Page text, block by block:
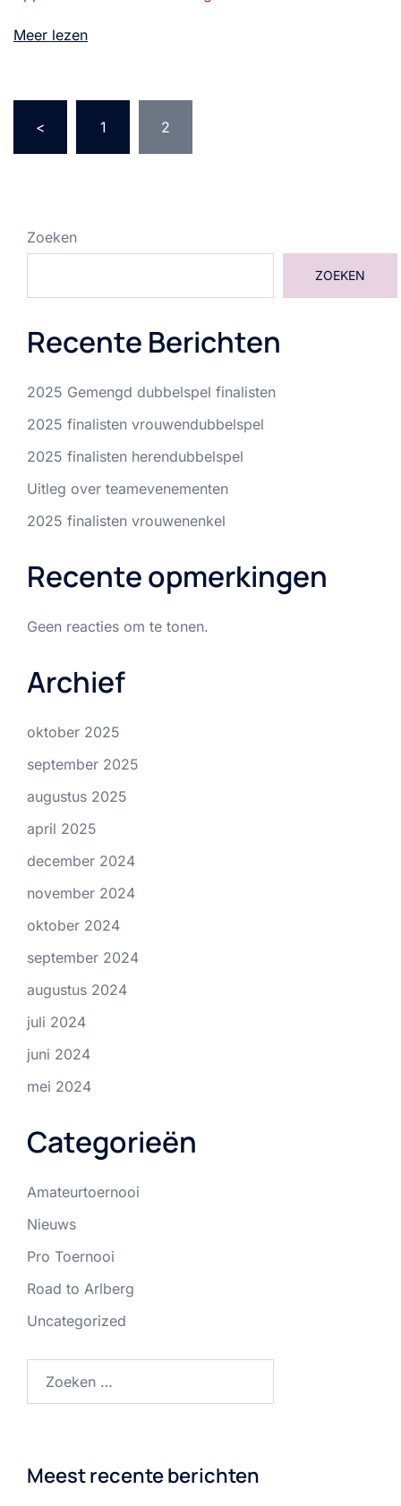
Meer lezen
paginering
< 1 2
Zoeken
ZOEKEN
Recente Berichten
2025 Gemengd dubbelspel finalisten
2025 finalisten vrouwendubbelspel
2025 finalisten herendubbelspel
Uitleg over teamevenementen
2025 finalisten vrouwenenkel
Recente opmerkingen
Geen reacties om te tonen.
Archief
oktober 2025
september 2025
augustus 2025
april 2025
december 2024
november 2024
oktober 2024
september 2024
augustus 2024
juli 2024
juni 2024
mei 2024
Categorieën
Amateurtoernooi
Nieuws
Pro Toernooi
Road to Arlberg
Uncategorized
Meest recente berichten